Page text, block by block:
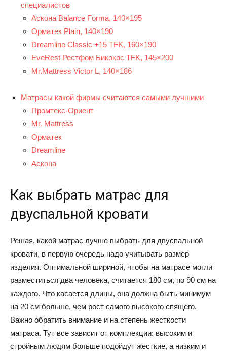
специалистов
Аскона Balance Forma, 140×195
Орматек Plain, 140×190
Dreamline Classic +15 TFK, 160×190
EveRest Рестфом Бикокос TFK, 145×200
Mr.Mattress Victor L, 140×186
Матрасы какой фирмы считаются самыми лучшими
Промтекс-Ориент
Mr. Mattress
Орматек
Dreamline
Аскона
Как выбрать матрас для
двуспальной кровати
Решая, какой матрас лучше выбрать для двуспальной
кровати, в первую очередь надо учитывать размер
изделия. Оптимальной шириной, чтобы на матрасе могли
разместиться два человека, считается 180 см, по 90 см на
каждого. Что касается длины, она должна быть минимум
на 20 см больше, чем рост самого высокого спящего.
Важно обратить внимание и на степень жесткости
матраса. Тут все зависит от комплекции: высоким и
стройным людям больше подойдут жесткие, а низким и